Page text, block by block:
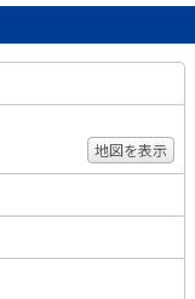
地図を表示